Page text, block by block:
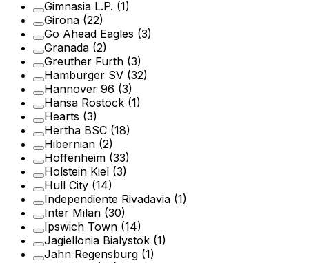
Gimnasia L.P. (1)
Girona (22)
Go Ahead Eagles (3)
Granada (2)
Greuther Furth (3)
Hamburger SV (32)
Hannover 96 (3)
Hansa Rostock (1)
Hearts (3)
Hertha BSC (18)
Hibernian (2)
Hoffenheim (33)
Holstein Kiel (3)
Hull City (14)
Independiente Rivadavia (1)
Inter Milan (30)
Ipswich Town (14)
Jagiellonia Bialystok (1)
Jahn Regensburg (1)